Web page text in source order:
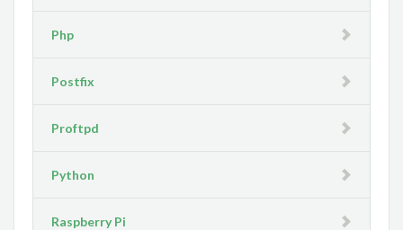
Php
Postfix
Proftpd
Python
Raspberry Pi